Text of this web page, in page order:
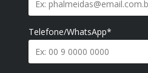
Telefone/WhatsApp*